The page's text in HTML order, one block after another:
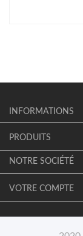
INFORMATIONS
PRODUITS
NOTRE SOCIÉTÉ
VOTRE COMPTE